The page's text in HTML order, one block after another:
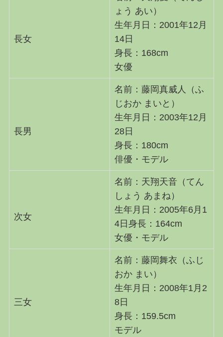
長女
ょう あい）
生年月日：2001年12月
14日
身長：168cm
女優
長男
名前：藤岡真威人（ふ
じおか まいと）
生年月日：2003年12月
28日
身長：180cm
俳優・モデル
次女
名前：天翔天音（てん
しょう あまね）
生年月日：2005年6月1
4日身長：164cm
女優・モデル
三女
名前：藤岡舞衣（ふじ
おか まい）
生年月日：2008年1月2
8日
身長：159.5cm
モデル